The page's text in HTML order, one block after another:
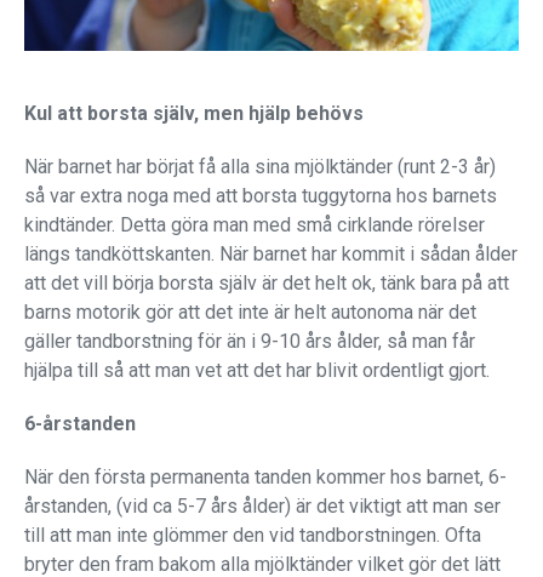
Kul att borsta själv, men hjälp behövs
När barnet har börjat få alla sina mjölktänder (runt 2-3 år)
så var extra noga med att borsta tuggytorna hos barnets
kindtänder. Detta göra man med små cirklande rörelser
längs tandköttskanten. När barnet har kommit i sådan ålder
att det vill börja borsta själv är det helt ok, tänk bara på att
barns motorik gör att det inte är helt autonoma när det
gäller tandborstning för än i 9-10 års ålder, så man får
hjälpa till så att man vet att det har blivit ordentligt gjort.
6-årstanden
När den första permanenta tanden kommer hos barnet, 6-
årstanden, (vid ca 5-7 års ålder) är det viktigt att man ser
till att man inte glömmer den vid tandborstningen. Ofta
bryter den fram bakom alla mjölktänder vilket gör det lätt